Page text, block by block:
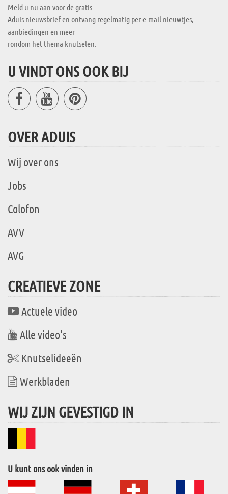
Meld u nu aan voor de gratis
Aduis nieuwsbrief en ontvang regelmatig per e-mail nieuwtjes,
aanbiedingen en meer
rondom het thema knutselen.
U VINDT ONS OOK BIJ
OVER ADUIS
Wij over ons
Jobs
Colofon
AVV
AVG
CREATIEVE ZONE
Actuele video
Alle video's
Knutselideeën
Werkbladen
WIJ ZIJN GEVESTIGD IN
U kunt ons ook vinden in